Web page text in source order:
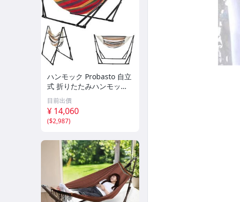
ハンモック Probasto 自立
式 折りたたみハンモック
１台2役 耐荷重300kg ダブ
ル サイズ 組立て簡単 ３段
階高さ調整
目前出價
¥ 14,060
($2,987)